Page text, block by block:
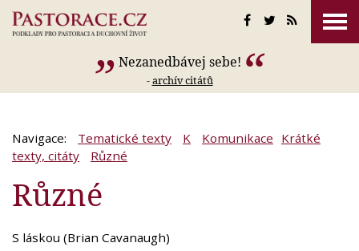
Nezanedbávej sebe!
-archív citátů
Navigace: Tematické texty K Komunikace Krátké
texty, citáty
Různé
Různé
S láskou (Brian Cavanaugh)